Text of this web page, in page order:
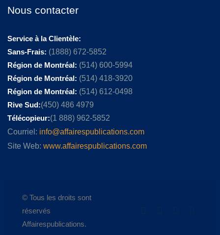
Nous contacter
Service à la Clientèle:
Sans-Frais: (1888) 672-5852
Région de Montréal: (514) 600-5994
Région de Montréal: (514) 418-3920
Région de Montréal: (514) 612-0498
Rive Sud:(450) 486 4979
Télécopieur:(1 888) 962-5852
Courriel: info@affairespublications.com
Site Web: www.affairespublications.com
© Tous les droits sont
réservés
Affairespublications.